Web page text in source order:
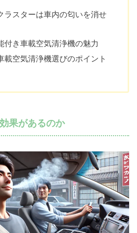
ラスターは車内の匂いを消せ
付き車載空気清浄機の魅力
載空気清浄機選びのポイント
果があるのか